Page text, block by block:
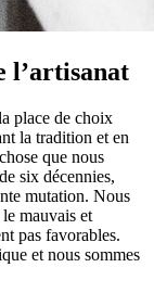
l’artisanat
place de choix
la tradition et en
que nous
six décennies,
mutation. Nous
mauvais et
pas favorables.
et nous sommes